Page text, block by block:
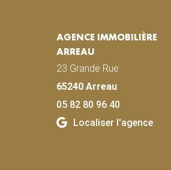
AGENCE IMMOBILIÈRE
ARREAU
23 Grande Rue
65240 Arreau
05 82 80 96 40
Localiser l'agence